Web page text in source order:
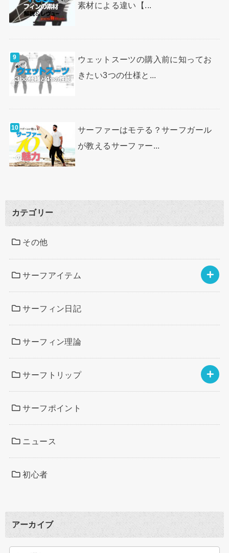
素材による違い【...
ウェットスーツの購入前に知ってお
きたい3つの仕様と...
サーファーはモテる？サーフガール
が教えるサーファー...
カテゴリー
その他
サーフアイテム
サーフィン日記
サーフィン理論
サーフトリップ
サーフポイント
ニュース
初心者
アーカイブ